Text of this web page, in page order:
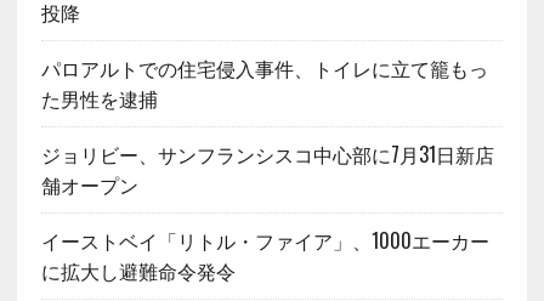
投降
パロアルトでの住宅侵入事件、トイレに立て籠もっ
た男性を逮捕
ジョリビー、サンフランシスコ中心部に7月31日新店
舗オープン
イーストベイ「リトル・ファイア」、1000エーカー
に拡大し避難命令発令